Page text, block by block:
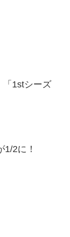
「1stシーズ
2に！